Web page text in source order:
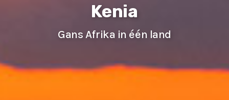
Kenia
Gans Afrika in één land